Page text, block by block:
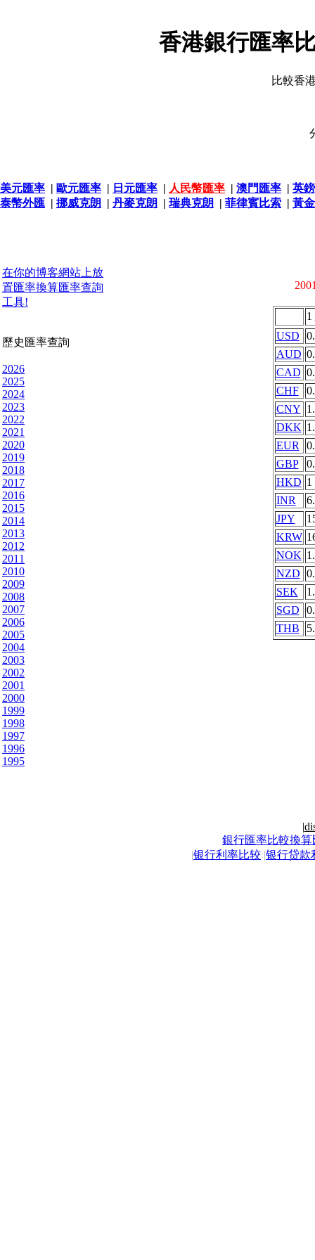
香港銀行匯率
比較香
美元匯率 | 歐元匯率 | 日元匯率 | 人民幣匯率 | 澳門匯率 | 英
泰幣外匯 | 挪威克朗 | 丹麥克朗 | 瑞典克朗 | 菲律賓比索 | 黃
在你的博客網站上放
置匯率換算匯率查詢
工具!
歷史匯率查詢
2026
2025
2024
2023
2022
2021
2020
2019
2018
2017
2016
2015
2014
2013
2012
2011
2010
2009
2008
2007
2006
2005
2004
2003
2002
2001
2000
1999
1998
1997
1996
1995
1
USD
AUD
CAD
CHF
CNY
DKK
EUR
GBP
HKD 1
INR
JPY
KRW
NOK
NZD
SEK
SGD
THB
|
銀行匯率比較換算
|银行利率比较 |银行贷款